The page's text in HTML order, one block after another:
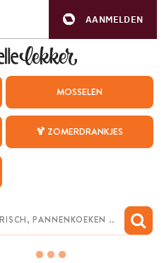
AANMELDEN
MOSSELEN
🍹 ZOMERDRANKJES